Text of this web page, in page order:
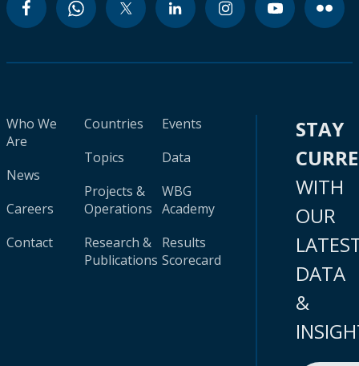
Who We
Are
News
Careers
Contact
Countries
Topics
Projects &
Operations
Research &
Publications
Events
Data
WBG
Academy
Results
Scorecard
STAY
WITH
OUR
DATA
&